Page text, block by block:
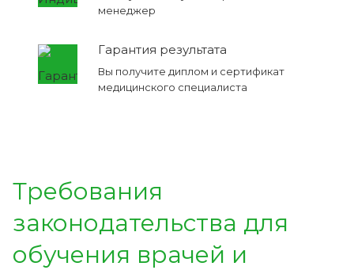
менеджер
Гарантия результата
Вы получите диплом и сертификат
медицинского специалиста
Требования
законодательства для
обучения врачей и